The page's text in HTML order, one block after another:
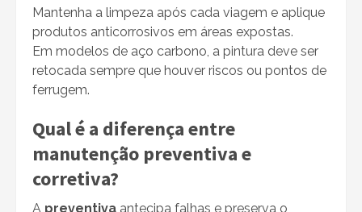
Mantenha a limpeza após cada viagem e aplique
produtos anticorrosivos em áreas expostas.
Em modelos de aço carbono, a pintura deve ser
retocada sempre que houver riscos ou pontos de
ferrugem.
Qual é a diferença entre
manutenção preventiva e
corretiva?
A preventiva antecipa falhas e preserva o